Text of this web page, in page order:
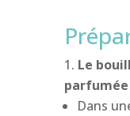
Le
parfumée
Dans